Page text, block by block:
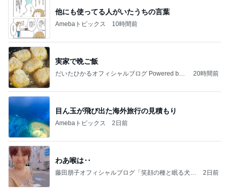
他にも使ってる人がいたうちの言葉
Amebaトピックス 10時間前
実家で晩ご飯
だいたひかるオフィシャルブログ Powered by
20時間前
目ん玉が飛び出た海外旅行の見積もり
Amebaトピックス 2日前
わあ喉は‥
藤田朋子オフィシャルブログ「笑顔の種と眠る犬」
2日前